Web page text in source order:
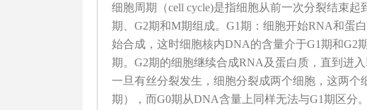
细胞周期（cell cycle)是指细胞从前一次分裂结束
期、G2期和M期组成。G1期：细胞开始RNA和蛋
始合成，这时细胞核内DNA的含量介于G1期和G2
期。G2期的细胞继续合成RNA及蛋白质，直到进
一旦有丝分裂发生，细胞分裂成两个细胞，这两
期），而G0期从DNA含量上同样无法与G1期区分